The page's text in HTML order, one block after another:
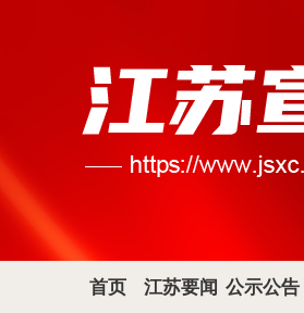
首页 江苏要闻 公示公告